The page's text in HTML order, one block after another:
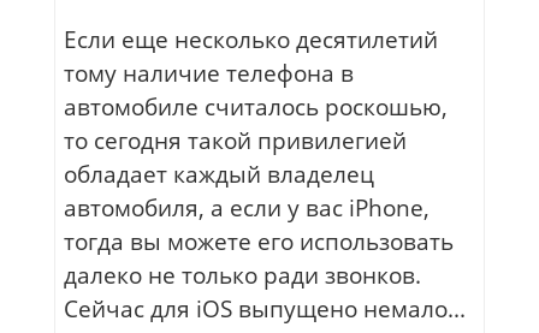
Если еще несколько десятилетий
тому наличие телефона в
автомобиле считалось роскошью,
то сегодня такой привилегией
обладает каждый владелец
автомобиля, а если у вас iPhone,
тогда вы можете его использовать
далеко не только ради звонков.
Сейчас для iOS выпущено немало...